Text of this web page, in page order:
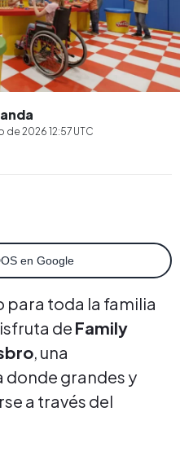
de 2026 12:57 UTC
en Google
toda la familia
de Family
, una
donde grandes y
a través del